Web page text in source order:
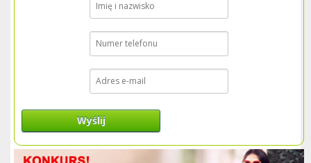
Wyślij